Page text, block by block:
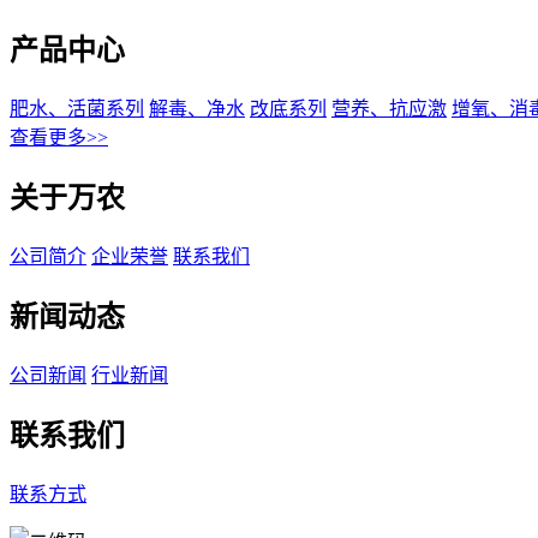
产品中心
肥水、活菌系列 解毒、净水 改底系列 营养、抗应激 增氧、消
查看更多>>
关于万农
公司简介 企业荣誉 联系我们
新闻动态
公司新闻 行业新闻
联系我们
联系方式